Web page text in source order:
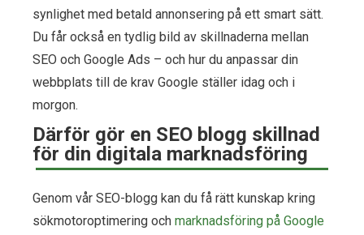
synlighet med betald annonsering på ett smart sätt.
Du får också en tydlig bild av skillnaderna mellan
SEO och Google Ads – och hur du anpassar din
webbplats till de krav Google ställer idag och i
morgon.
Därför gör en SEO blogg skillnad
för din digitala marknadsföring
Genom vår SEO-blogg kan du få rätt kunskap kring
sökmotoroptimering och marknadsföring på Google